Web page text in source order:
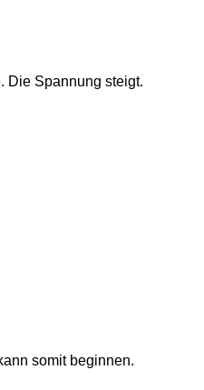
somit beginnen.
Die Spannung steigt.